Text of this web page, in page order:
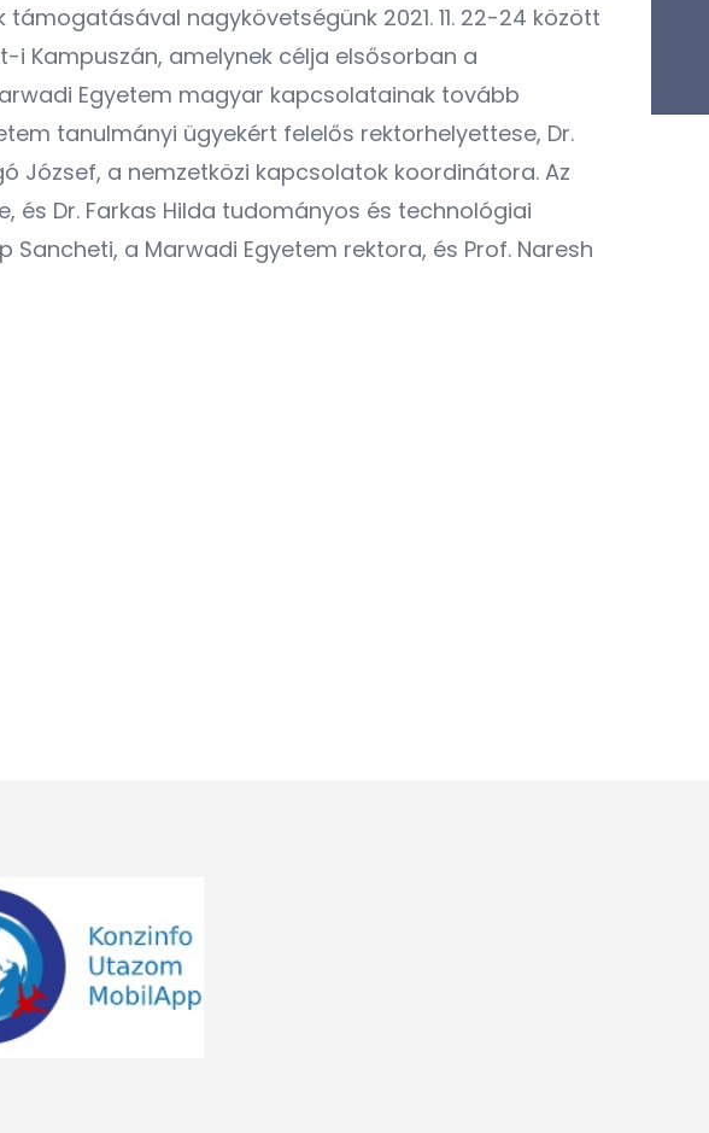
nagykövetségünk 2021. 11. 22-24 között
Kampuszán, amelynek célja elsősorban a
Egyetem magyar kapcsolatainak tovább
tanulmányi ügyekért felelős rektorhelyettese, Dr.
József, a nemzetközi kapcsolatok koordinátora. Az
és Dr. Farkas Hilda tudományos és technológiai
a Marwadi Egyetem rektora, és Prof. Naresh